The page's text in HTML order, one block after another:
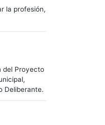
la profesión,
del Proyecto
Deliberante.